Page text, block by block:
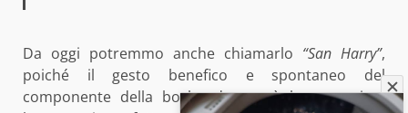
Da oggi potremmo anche chiamarlo “San Harry”,
poiché il gesto benefico e spontaneo del
componente della boyband, non è la sua prima